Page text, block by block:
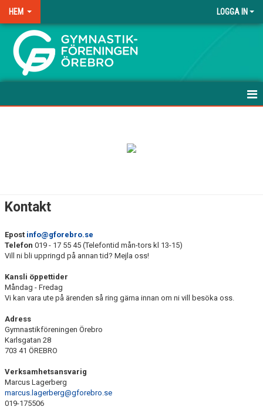
HEM LOGGA IN
.
FÖRENINGSKLÄDER
DOKUMENT
OM FÖRENINGEN
KONTAKT
Kontakt
Epost info@gforebro.se
Telefon 019 - 17 55 45 (Telefontid mån-tors kl 13-15)
Vill ni bli uppringd på annan tid? Mejla oss!
Kansli öppettider
Måndag - Fredag
Vi kan vara ute på ärenden så ring gärna innan om ni vill besöka oss.
Adress
Gymnastikföreningen Örebro
Karlsgatan 28
703 41 ÖREBRO
Verksamhetsansvarig
Marcus Lagerberg
marcus.lagerberg@gforebro.se
019-175506